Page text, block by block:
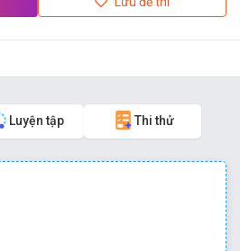
Luyện tập Thi thử